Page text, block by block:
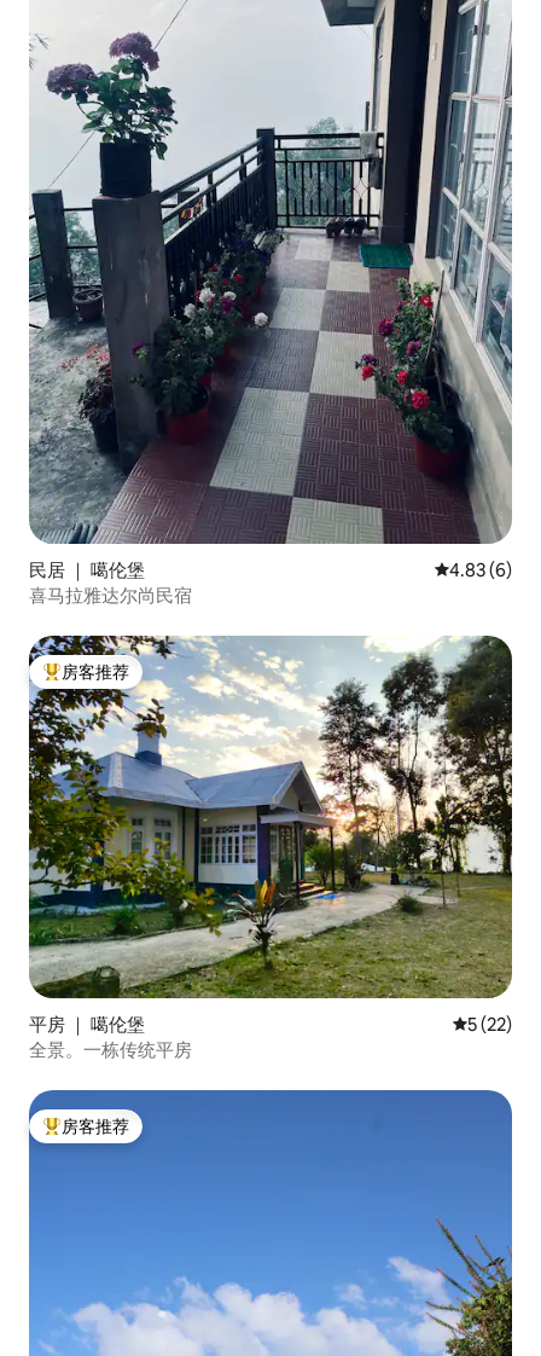
民居 ｜ 噶伦堡 平均评分
4.83 (6)
喜马拉雅达尔尚民宿
热门「房客推荐」
房客推荐
平房 ｜ 噶伦堡 平均评分
5 (22)
全景。一栋传统平房
热门「房客推荐」
房客推荐